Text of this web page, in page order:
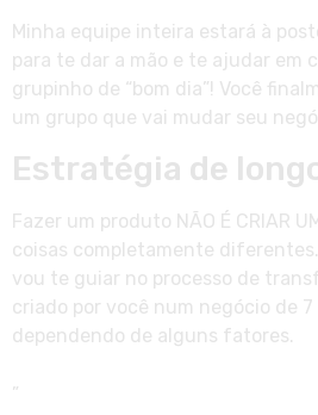
Minha equipe inteira estará à
para te dar a mão e te ajudar em
grupinho de “bom dia”! Você
um grupo que vai mudar seu
Estratégia de
Fazer um produto NÃO É CRIAR
coisas completamente
vou te guiar no processo de
criado por você num negócio de
dependendo de alguns fatores.
„